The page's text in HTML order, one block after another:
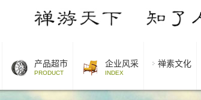
产品超市
PRODUCT
企业风采
INDEX
禅素文化